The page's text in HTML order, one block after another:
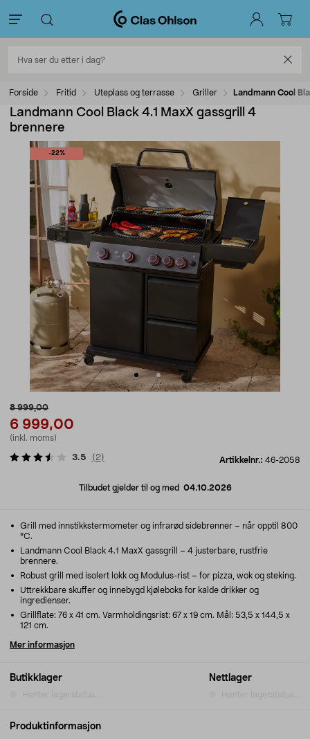
Forside Fritid Uteplass og terrasse Griller Landmann Cool
Landmann Cool Black 4.1 MaxX gassgrill 4
brennere
-22%
8 999,00
6 999,00
(inkl. moms)
Artikkelnr.: 46-2058
3.5 ( 2)
Tilbudet gjelder til og med 04.10.2026
Butikklager
Henter lagerstatus...
Nettlager
Henter lagerstatus...
Grill med innstikkstermometer og infrarød sidebrenner – når opptil 800
°C.
Landmann Cool Black 4.1 MaxX gassgrill – 4 justerbare, rustfrie
brennere.
Robust grill med isolert lokk og Modulus-rist – for pizza, wok og steking.
Uttrekkbare skuffer og innebygd kjøleboks for kalde drikker og
ingredienser.
Grillflate: 76 x 41 cm. Varmholdingsrist: 67 x 19 cm. Mål: 53,5 x 144,5 x
121 cm.
Mer informasjon
Produktinformasjon